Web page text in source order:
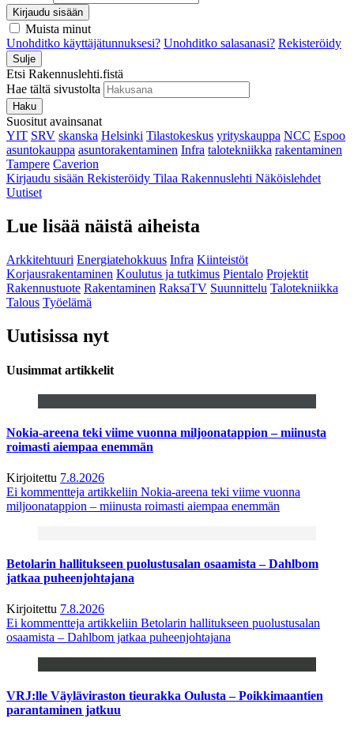
Kirjaudu sisään
Muista minut
Unohditko käyttäjätunnuksesi? Unohditko salasanasi? Rekisteröidy
Sulje
Etsi Rakennuslehti.fistä
Hae tältä sivustolta
Haku
Suositut avainsanat
YIT SRV skanska Helsinki Tilastokeskus yrityskauppa NCC Espoo
asuntokauppa asuntorakentaminen Infra talotekniikka rakentaminen
Tampere Caverion
Kirjaudu sisään Rekisteröidy Tilaa Rakennuslehti Näköislehdet
Uutiset
Lue lisää näistä aiheista
Arkkitehtuuri Energiatehokkuus Infra Kiinteistöt
Korjausrakentaminen Koulutus ja tutkimus Pientalo Projektit
Rakennustuote Rakentaminen RaksaTV Suunnittelu Talotekniikka
Talous Työelämä
Uutisissa nyt
Uusimmat artikkelit
Nokia-areena teki viime vuonna miljoonatappion – miinusta
roimasti aiempaa enemmän
Kirjoitettu 7.8.2026
Ei kommentteja artikkeliin Nokia-areena teki viime vuonna
miljoonatappion – miinusta roimasti aiempaa enemmän
Betolarin hallitukseen puolustusalan osaamista – Dahlbom
jatkaa puheenjohtajana
Kirjoitettu 7.8.2026
Ei kommentteja artikkeliin Betolarin hallitukseen puolustusalan
osaamista – Dahlbom jatkaa puheenjohtajana
VRJ:lle Väyläviraston tieurakka Oulusta – Poikkimaantien
parantaminen jatkuu